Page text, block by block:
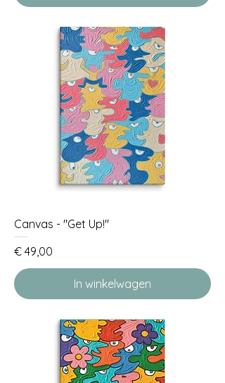
Canvas - "Get Up!"
Prijs
€ 49,00
In winkelwagen